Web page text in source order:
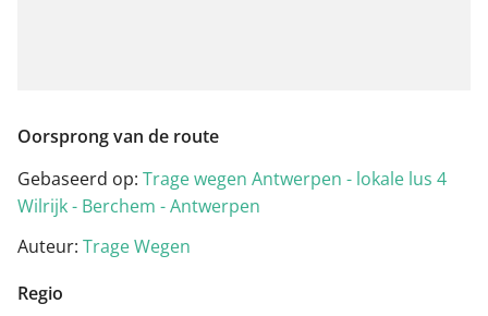
Oorsprong van de route
Gebaseerd op: Trage wegen Antwerpen - lokale lus 4
Wilrijk - Berchem - Antwerpen
Auteur: Trage Wegen
Regio